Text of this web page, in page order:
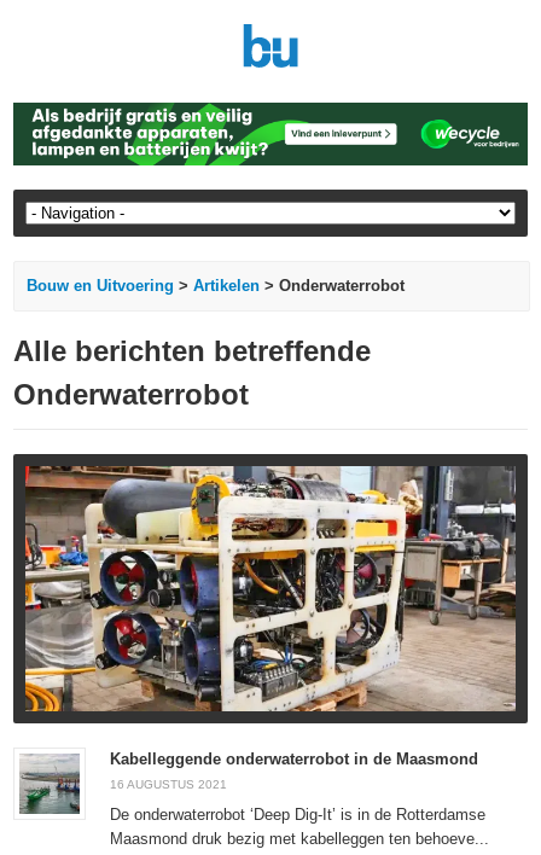
Bouw en Uitvoering >Artikelen > Onderwaterrobot
Alle berichten betreffende
Onderwaterrobot
Kabelleggende onderwaterrobot in de Maasmond
16 AUGUSTUS 2021
De onderwaterrobot ‘Deep Dig-It’ is in de Rotterdamse
Maasmond druk bezig met kabelleggen ten behoeve...